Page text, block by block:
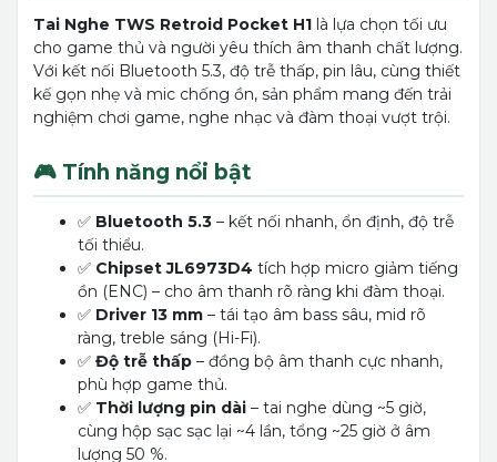
Tai Nghe TWS Retroid Pocket H1 là lựa chọn tối ưu
cho game thủ và người yêu thích âm thanh chất lượng.
Với kết nối Bluetooth 5.3, độ trễ thấp, pin lâu, cùng thiết
kế gọn nhẹ và mic chống ồn, sản phẩm mang đến trải
nghiệm chơi game, nghe nhạc và đàm thoại vượt trội.
🎮 Tính năng nổi bật
✅ Bluetooth 5.3 – kết nối nhanh, ổn định, độ trễ
tối thiểu.
✅ Chipset JL6973D4 tích hợp micro giảm tiếng
ồn (ENC) – cho âm thanh rõ ràng khi đàm thoại.
✅ Driver 13 mm – tái tạo âm bass sâu, mid rõ
ràng, treble sáng (Hi-Fi).
✅ Độ trễ thấp – đồng bộ âm thanh cực nhanh,
phù hợp game thủ.
✅ Thời lượng pin dài – tai nghe dùng ~5 giờ,
cùng hộp sạc sạc lại ~4 lần, tổng ~25 giờ ở âm
lượng 50 %.